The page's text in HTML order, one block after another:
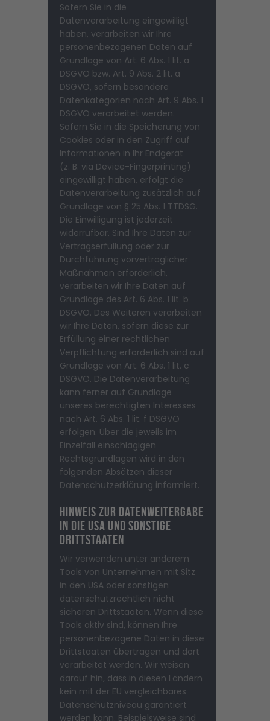
Sofern Sie in die
Datenverarbeitung eingewilligt
haben, verarbeiten wir Ihre
personenbezogenen Daten auf
Grundlage von Art. 6 Abs. 1 lit. a
DSGVO bzw. Art. 9 Abs. 2 lit. a
DSGVO, sofern besondere
Datenkategorien nach Art. 9 Abs. 1
DSGVO verarbeitet werden.
Sofern Sie in die Speicherung von
Cookies oder in den Zugriff auf
Informationen in Ihr Endgerät
(z. B. via Device-Fingerprinting)
eingewilligt haben, erfolgt die
Datenverarbeitung zusätzlich auf
Grundlage von § 25 Abs. 1 TTDSG.
Die Einwilligung ist jederzeit
widerrufbar. Sind Ihre Daten zur
Vertragserfüllung oder zur
Durchführung vorvertraglicher
Maßnahmen erforderlich,
verarbeiten wir Ihre Daten auf
Grundlage des Art. 6 Abs. 1 lit. b
DSGVO. Des Weiteren verarbeiten
wir Ihre Daten, sofern diese zur
Erfüllung einer rechtlichen
Verpflichtung erforderlich sind auf
Grundlage von Art. 6 Abs. 1 lit. c
DSGVO. Die Datenverarbeitung
kann ferner auf Grundlage
unseres berechtigten Interesses
nach Art. 6 Abs. 1 lit. f DSGVO
erfolgen. Über die jeweils im
Einzelfall einschlägigen
Rechtsgrundlagen wird in den
folgenden Absätzen dieser
Datenschutzerklärung informiert.
Hinweis zur Datenweitergabe
in die USA und sonstige
Drittstaaten
Wir verwenden unter anderem
Tools von Unternehmen mit Sitz
in den USA oder sonstigen
datenschutzrechtlich nicht
sicheren Drittstaaten. Wenn diese
Tools aktiv sind, können Ihre
personenbezogene Daten in diese
Drittstaaten übertragen und dort
verarbeitet werden. Wir weisen
darauf hin, dass in diesen Ländern
kein mit der EU vergleichbares
Datenschutzniveau garantiert
werden kann. Beispielsweise sind